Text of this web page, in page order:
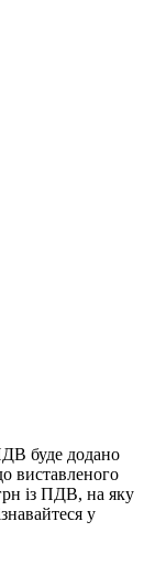
буде додано
виставленого
із ПДВ, на яку
у